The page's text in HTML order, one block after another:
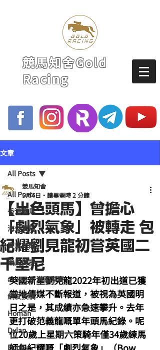
競馬知舍Gold
Racing
文章
All Posts
香港賽馬
海外賽馬
賽馬新聞
競馬磚提
#HKIR 香港國際賽
網友投稿
Homan
Dylan
Bobby
All Posts
【出色頭馬】曾擔心
「劇烈氣象」被轉走 包
紀耀劉見龍初嘗英國二
千堅尼
競馬知舍
5月4日
讀畢需時 2 分鐘
英國新星劉見龍2022年初出道已獲
當地傳媒不斷報道，被視為英國明
日之是，其成績亦急速攀升。去年
更打破范義龍嘅單年頭馬紀錄。呢
位20歲上星期六策騎年僅34歲練馬